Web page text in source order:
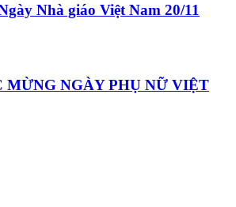
Nhà giáo Việt Nam 20/11
MỪNG NGÀY PHỤ NỮ VIỆT